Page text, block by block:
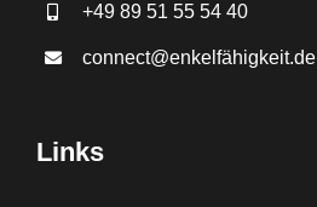
+49 89 51 55 54 40
connect@enkelfähigkeit.de
Links